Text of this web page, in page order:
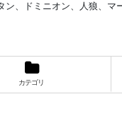
、ドミニオン、人狼、
カテゴリ